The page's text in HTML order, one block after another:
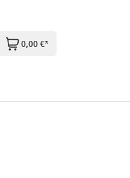
0,00 €*